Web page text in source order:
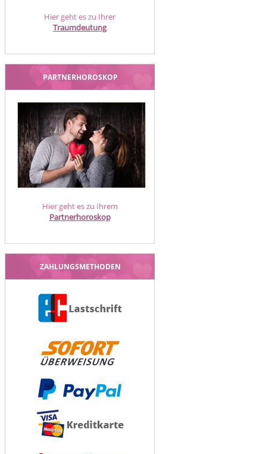
Hier geht es zu Ihrer
Traumdeutung
PARTNERHOROSKOP
Hier geht es zu Ihrem
Partnerhoroskop
ZAHLUNGSMETHODEN